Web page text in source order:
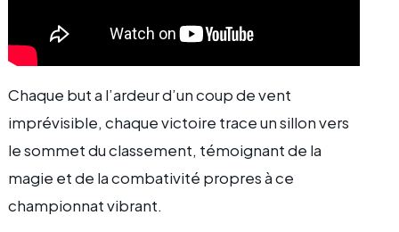
Chaque but a l’ardeur d’un coup de vent
imprévisible, chaque victoire trace un sillon vers
le sommet du classement, témoignant de la
magie et de la combativité propres à ce
championnat vibrant.